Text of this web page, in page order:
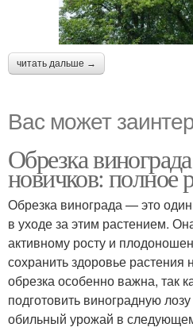
читать дальше →
Вас может
Обрезка
новичков: полное
Обрезка винограда — это
в уходе за этим растением.
активному росту и
сохранить здоровье
обрезка особенно важна, так
подготовить виноградную
обильный урожай в